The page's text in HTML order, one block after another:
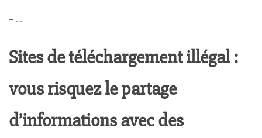
– …
Sites de téléchargement illégal :
vous risquez le partage
d’informations avec des